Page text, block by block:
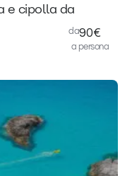
e cipolla da
da90€
a persona